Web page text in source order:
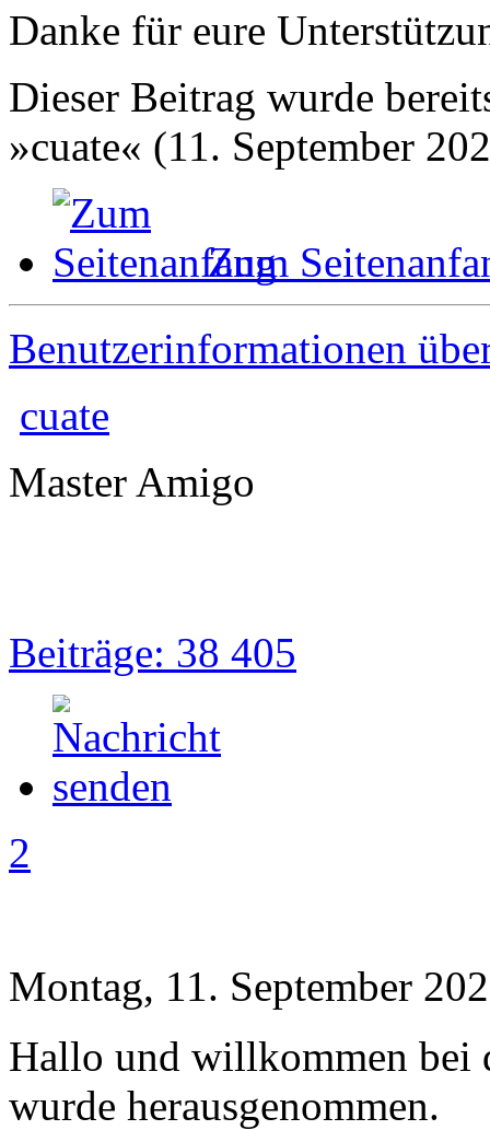
Danke für eure
Dieser Beitrag wurde
»cuate« (11. September
Zum
Benutzerinformationen
cuate
Master Amigo
Beiträge: 38 405
2
Montag, 11. September
Hallo und willkommen bei
wurde herausgenommen.